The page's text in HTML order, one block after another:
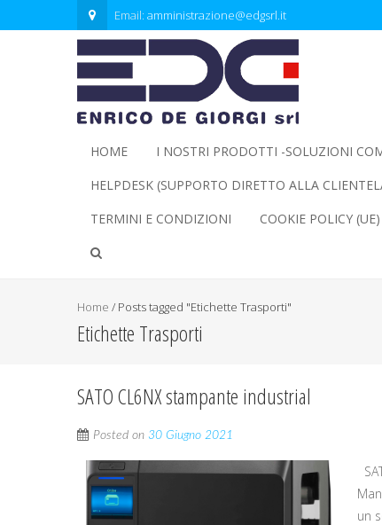
Email: amministrazione@edgsrl.it
HOME I NOSTRI PRODOTTI -SOLUZIONI
HELPDESK (SUPPORTO DIRETTO ALLA
TERMINI E CONDIZIONI
COOKIE POLICY (UE)
Home / Posts tagged "Etichette Trasporti"
Etichette Trasporti
SATO CL6NX stampante industrial
Posted on 30 Giugno 2021
un